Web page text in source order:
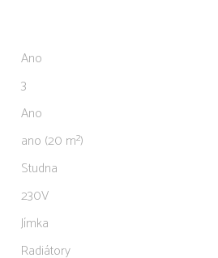
Ano
3
Ano
ano (20 m²)
Studna
230V
Jímka
Radiátory